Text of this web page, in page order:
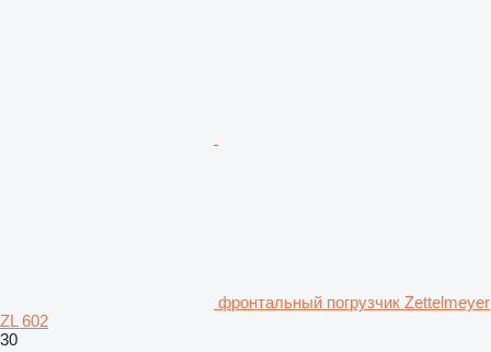
фронтальный погрузчик Zettelmeyer
ZL 602
30